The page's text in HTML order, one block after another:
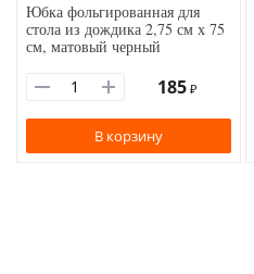
Юбка фольгированная для
стола из дождика 2,75 см х 75
см, матовый черный
185 ₽
В корзину